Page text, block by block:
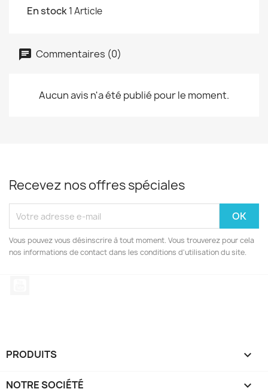
En stock1 Article
Commentaires (0)
Aucun avis n'a été publié pour le moment.
Recevez nos offres spéciales
Vous pouvez vous désinscrire à tout moment. Vous trouverez pour cela
nos informations de contact dans les conditions d'utilisation du site.
PRODUITS 
NOTRE SOCIÉTÉ 